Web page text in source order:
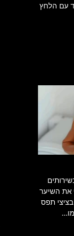
עם הלחץ
את השיער
תפס